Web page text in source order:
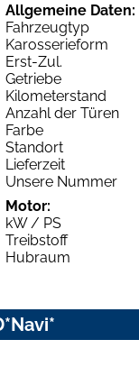
Allgemeine Daten:
Fahrzeugtyp
Karosserieform
Erst-Zul.
Getriebe
Kilometerstand
Anzahl der Türen
Farbe
Standort
Lieferzeit
Unsere Nummer
Motor:
kW / PS
Treibstoff
Hubraum